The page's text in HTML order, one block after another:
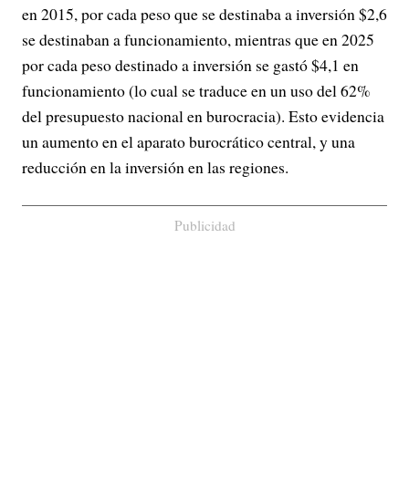
en 2015, por cada peso que se destinaba a inversión $2,6
se destinaban a funcionamiento, mientras que en 2025
por cada peso destinado a inversión se gastó $4,1 en
funcionamiento (lo cual se traduce en un uso del 62%
del presupuesto nacional en burocracia). Esto evidencia
un aumento en el aparato burocrático central, y una
reducción en la inversión en las regiones.
Publicidad